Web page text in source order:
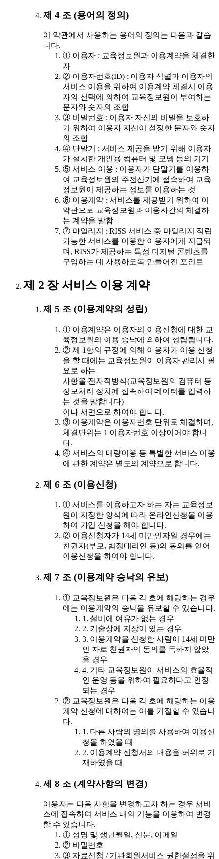
제 4 조 (용어의 정의)
이 약관에서 사용하는 용어의 정의는 다음과 같습
니다.
① 이용자 : 교육정보원과 이용계약을 체결한
자
② 이용자번호(ID) : 이용자 식별과 이용자의
서비스 이용을 위하여 이용계약 체결시 이용
자의 선택에 의하여 교육정보원이 부여하는
문자와 숫자의 조합
③ 비밀번호 : 이용자 자신의 비밀을 보호하
기 위하여 이용자 자신이 설정한 문자와 숫자
의 조합
④ 단말기 : 서비스 제공을 받기 위해 이용자
가 설치한 개인용 컴퓨터 및 모뎀 등의 기기
⑤ 서비스 이용 : 이용자가 단말기를 이용하
여 교육정보원의 주전산기에 접속하여 교육
정보원이 제공하는 정보를 이용하는 것
⑥ 이용계약 : 서비스를 제공받기 위하여 이
약관으로 교육정보원과 이용자간의 체결하
는 계약을 말함
⑦ 마일리지 : RISS 서비스 중 마일리지 적립
가능한 서비스를 이용한 이용자에게 지급되
며, RISS가 제공하는 특정 디지털 콘텐츠를
구입하는 데 사용하도록 만들어진 포인트
제 2 장 서비스 이용 계약
제 5 조 (이용계약의 성립)
① 이용계약은 이용자의 이용신청에 대한 교
육정보원의 이용 승낙에 의하여 성립됩니다.
② 제 1항의 규정에 의해 이용자가 이용 신청
을 할 때에는 교육정보원이 이용자 관리시 필
요로 하는
사항을 전자적방식(교육정보원의 컴퓨터 등
정보처리 장치에 접속하여 데이터를 입력하
는 것을 말합니다)
이나 서면으로 하여야 합니다.
③ 이용계약은 이용자번호 단위로 체결하며,
체결단위는 1 이용자번호 이상이어야 합니
다.
④ 서비스의 대량이용 등 특별한 서비스 이용
에 관한 계약은 별도의 계약으로 합니다.
제 6 조 (이용신청)
① 서비스를 이용하고자 하는 자는 교육정보
원이 지정한 양식에 따라 온라인신청을 이용
하여 가입 신청을 해야 합니다.
② 이용신청자가 14세 미만인자일 경우에는
친권자(부모, 법정대리인 등)의 동의를 얻어
이용신청을 하여야 합니다.
제 7 조 (이용계약 승낙의 유보)
① 교육정보원은 다음 각 호에 해당하는 경우
에는 이용계약의 승낙을 유보할 수 있습니다.
1. 설비에 여유가 없는 경우
2. 기술상에 지장이 있는 경우
3. 이용계약을 신청한 사람이 14세 미만
인 자로 친권자의 동의를 득하지 않았
을 경우
4. 기타 교육정보원이 서비스의 효율적
인 운영 등을 위하여 필요하다고 인정
되는 경우
② 교육정보원은 다음 각 호에 해당하는 이용
계약 신청에 대하여는 이를 거절할 수 있습니
다.
1. 다른 사람의 명의를 사용하여 이용신
청을 하였을 때
2. 이용계약 신청서의 내용을 허위로 기
재하였을 때
제 8 조 (계약사항의 변경)
이용자는 다음 사항을 변경하고자 하는 경우 서비
스에 접속하여 서비스 내의 기능을 이용하여 변경
할 수 있습니다.
① 성명 및 생년월일, 신분, 이메일
② 비밀번호
③ 자료신청 / 기관회원서비스 권한설정을 위